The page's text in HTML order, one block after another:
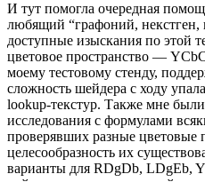
И тут помогла очередная
любящий “графоний, некстген,
доступные изыскания по этой
цветовое пространство —
моему тестовому стенду,
сложность шейдера с ходу
lookup-текстур. Также мне
исследования с формулами
проверявших разные цветовые
целесообразность их
варианты для RDgDb, LDgEb,